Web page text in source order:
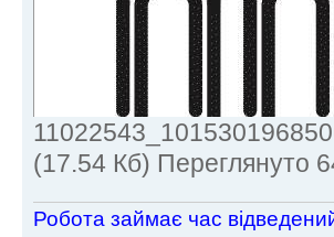
(17.54 Кб) Переглянуто
Робота займає час